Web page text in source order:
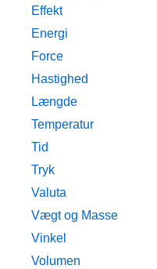
Effekt
Energi
Force
Hastighed
Længde
Temperatur
Tid
Tryk
Valuta
Vægt og Masse
Vinkel
Volumen